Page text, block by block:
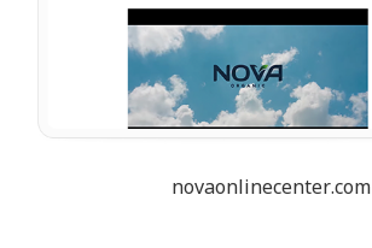
novaonlinecenter.com